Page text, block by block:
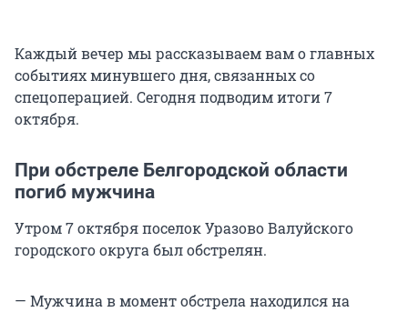
Каждый вечер мы рассказываем вам о главных
событиях минувшего дня, связанных со
спецоперацией. Сегодня подводим итоги 7
октября.
При обстреле Белгородской области
погиб мужчина
Утром 7 октября поселок Уразово Валуйского
городского округа был обстрелян.
— Мужчина в момент обстрела находился на